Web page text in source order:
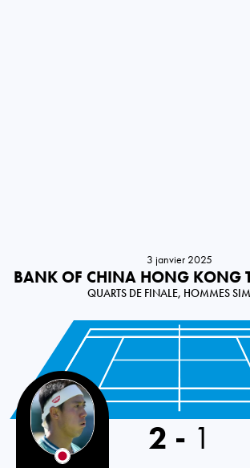
3 janvier 2025
BANK OF CHINA HONG KONG
QUARTS DE FINALE, HOMMES
2 - 1